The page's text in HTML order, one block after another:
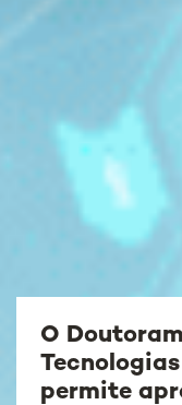
O
permite